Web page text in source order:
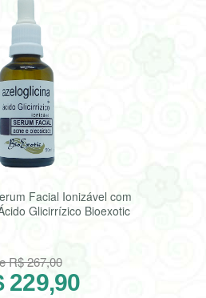
Facial Ionizável com
Glicirrízico Bioexotic
R$ 267,00
229,90